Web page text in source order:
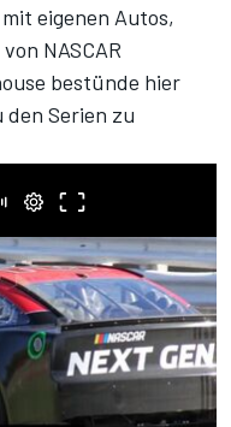
eigenen Autos,
NASCAR
bestünde hier
Serien zu